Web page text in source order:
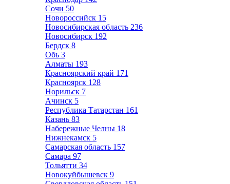
Сочи 50
Новороссийск 15
Новосибирская область 236
Новосибирск 192
Бердск 8
Обь 3
Алматы 193
Красноярский край 171
Красноярск 128
Норильск 7
Ачинск 5
Республика Татарстан 161
Казань 83
Набережные Челны 18
Нижнекамск 5
Самарская область 157
Самара 97
Тольятти 34
Новокуйбышевск 9